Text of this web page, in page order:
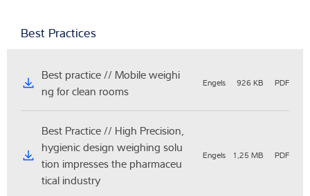
Best Practices
Best practice // Mobile weighi
ng for clean rooms
Engels 926 KB PDF
Best Practice // High Precision,
hygienic design weighing solu
tion impresses the pharmaceu
tical industry
Engels 1,25 MB PDF